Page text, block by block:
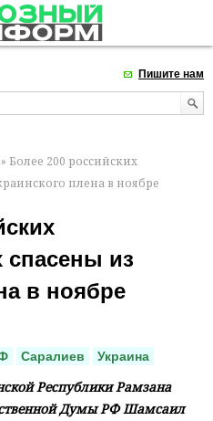
Пишите нам
» Более 200 российских
плена в ноябре
спасены из
в ноябре
Саралиев Украина
Республики Рамзана
Думы РФ Шамсаил